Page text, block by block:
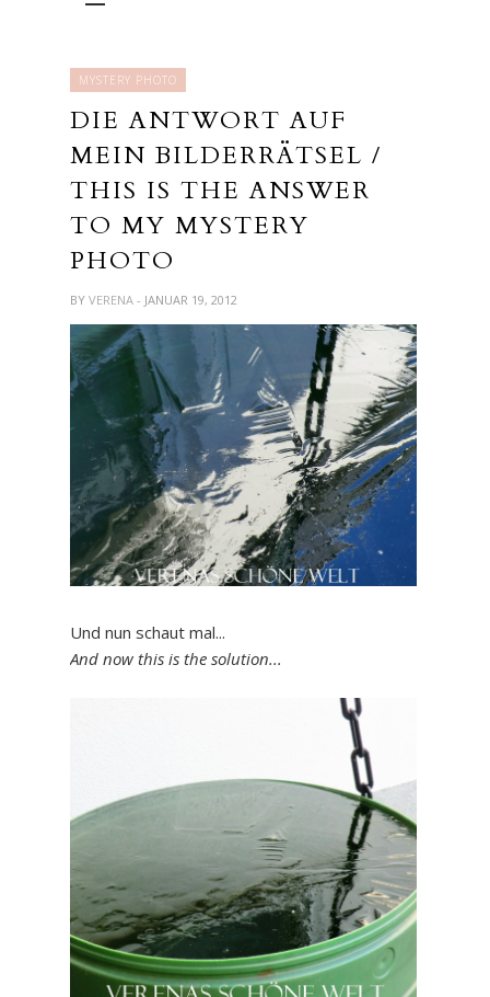
MYSTERY PHOTO
DIE ANTWORT AUF
MEIN BILDERRÄTSEL /
THIS IS THE ANSWER
TO MY MYSTERY
PHOTO
BY VERENA - JANUAR 19, 2012
Und nun schaut mal...
And now this is the solution...